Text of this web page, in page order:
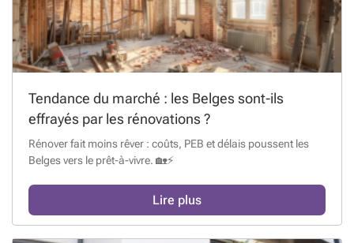
Tendance du marché : les Belges sont-ils
effrayés par les rénovations ?
Rénover fait moins rêver : coûts, PEB et délais poussent les
Belges vers le prêt-à-vivre. 🏡⚡
Lire plus